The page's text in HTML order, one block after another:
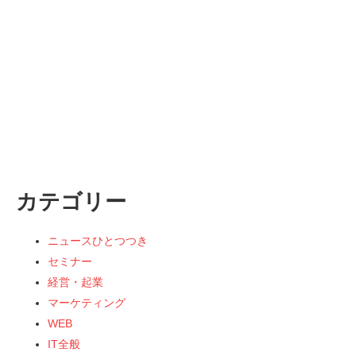
カテゴリー
ニュースひとつつき
セミナー
経営・起業
マーケティング
WEB
IT全般